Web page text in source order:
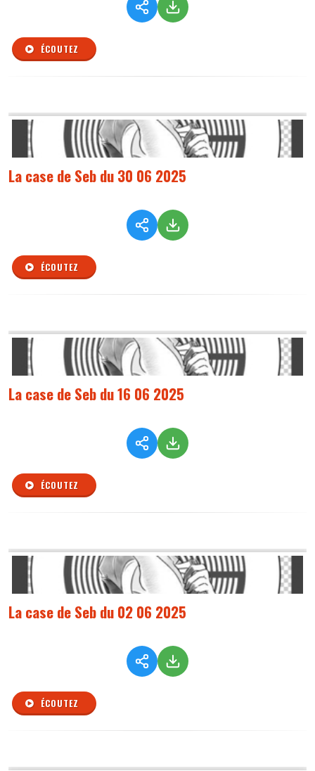
ÉCOUTEZ
La case de Seb du 30 06 2025
ÉCOUTEZ
La case de Seb du 16 06 2025
ÉCOUTEZ
La case de Seb du 02 06 2025
ÉCOUTEZ